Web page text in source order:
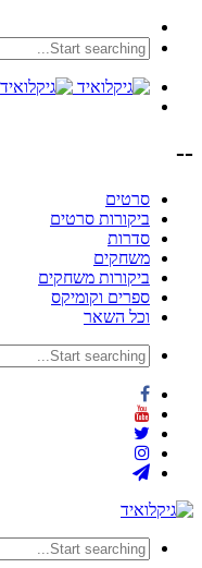
--
סרטים
ביקורות סרטים
סדרות
משחקים
ביקורות משחקים
ספרים וקומיקס
וכל השאר